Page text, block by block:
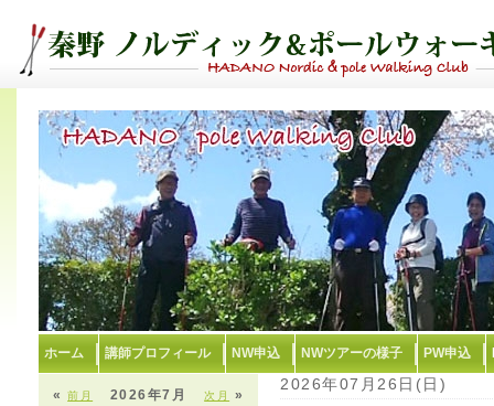
ホーム 講師プロフィール NW申込 NWツアーの様子 PW申込
«前月 次月 »
2026年7月
2026年07月26日(日)